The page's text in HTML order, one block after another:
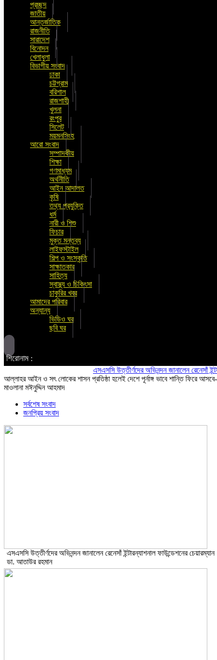
প্রচ্ছদ
জাতীয়
আন্তর্জাতিক
রাজনীতি
সারাদেশ
বিনোদন
খেলাধুলা
বিভাগীয় সংবাদ
ঢাকা
চট্টগ্রাম
বরিশাল
রাজশাহী
খুলনা
রংপুর
সিলেট
ময়মনসিংহ
আরো সংবাদ
সম্পাদকীয়
শিক্ষা
গণমাধ্যম
অর্থনীতি
আইন আদালত
কৃষি
তথ্য প্রযুক্তি
ধর্ম
নারী ও শিশু
ফিচার
মুক্ত মন্তব্য
লাইফস্টাইল
শিল্প ও সংস্কৃতি
সাক্ষাতকার
সাহিত্য
স্বাস্থ্য ও চিকিৎসা
চাকুরির খবর
আমাদের পরিবার
অন্যান্য
ভিডিও ঘর
ছবি ঘর
শিরোনাম :
এসএসসি উত্তীর্ণদের অভিনন্দন জানালেন রেনেসাঁ
আল্লাহর আইন ও সৎ লোকের শাসন প্রতিষ্ঠা হলেই দেশে পূর্নাঙ্গ ভাবে শান্তি ফিরে আসবে-
মাওলানা মঈনুদ্দিন আহমাদ
সর্বশেষ সংবাদ
জনপ্রিয় সংবাদ
এসএসসি উত্তীর্ণদের অভিনন্দন জানালেন রেনেসাঁ ইন্টারন্যাশনাল ফাউন্ডেশনের চেয়ারম্যান
ডা. আতাউর রহমান